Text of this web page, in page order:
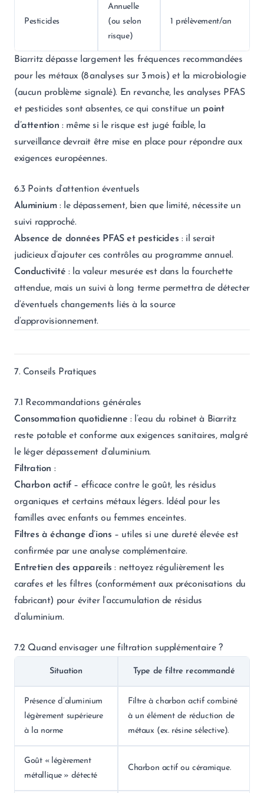
Pesticides
Annuelle
(ou selon
risque)
1 prélèvement/an
Biarritz dépasse largement les fréquences recommandées
pour les métaux (8 analyses sur 3 mois) et la microbiologie
(aucun problème signalé). En revanche, les analyses PFAS
et pesticides sont absentes, ce qui constitue un point
d’attention : même si le risque est jugé faible, la
surveillance devrait être mise en place pour répondre aux
exigences européennes.
6.3 Points d’attention éventuels
Aluminium: le dépassement, bien que limité, nécessite un
suivi rapproché.
Absence de données PFAS et pesticides : il serait
judicieux d’ajouter ces contrôles au programme annuel.
Conductivité : la valeur mesurée est dans la fourchette
attendue, mais un suivi à long terme permettra de détecter
d’éventuels changements liés à la source
d’approvisionnement.
7. Conseils Pratiques
7.1 Recommandations générales
Consommation quotidienne : l’eau du robinet à Biarritz
reste potable et conforme aux exigences sanitaires, malgré
le léger dépassement d’aluminium.
Filtration :
Charbon actif– efficace contre le goût, les résidus
organiques et certains métaux légers. Idéal pour les
familles avec enfants ou femmes enceintes.
Filtres à échange d’ions – utiles si une dureté élevée est
confirmée par une analyse complémentaire.
Entretien des appareils : nettoyez régulièrement les
carafes et les filtres (conformément aux préconisations du
fabricant) pour éviter l’accumulation de résidus
d’aluminium.
7.2 Quand envisager une filtration supplémentaire ?
Situation Type de filtre recommandé
Présence d’aluminium
légèrement supérieure
à la norme
Filtre à charbon actif combiné
à un élément de réduction de
métaux (ex. résine sélective).
Goût « légèrement
métallique » détecté
Charbon actif ou céramique.